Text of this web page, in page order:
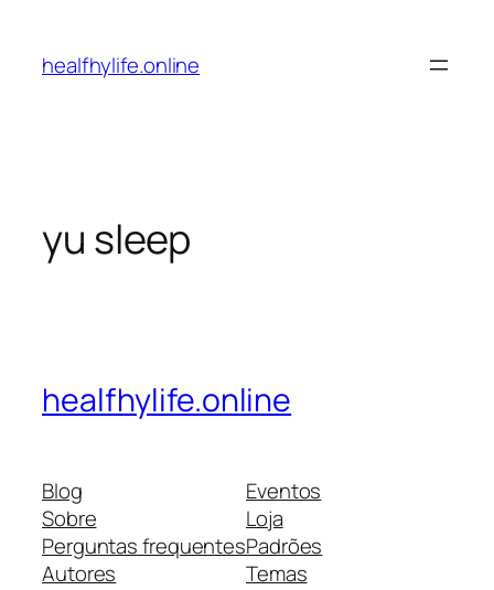
healfhylife.online
yu sleep
healfhylife.online
Blog
Sobre
Perguntas frequentes
Autores
Eventos
Loja
Padrões
Temas